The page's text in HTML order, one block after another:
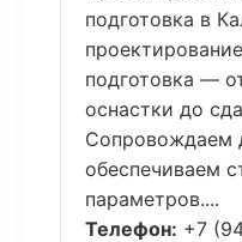
подготовка в
подготовка —
оснастки до
Сопровождаем
обеспечиваем
параметров....
Телефон: +7